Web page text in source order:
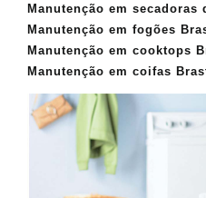
Manutenção em secadoras
Manutenção em fogões
Manutenção em cooktops
Manutenção em coifas